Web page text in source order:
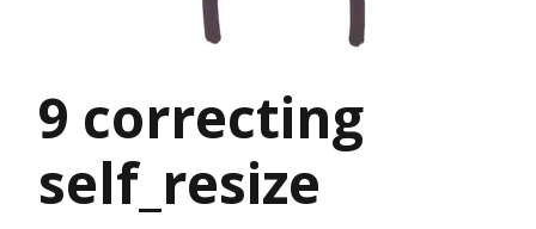
9 correcting
self_resize